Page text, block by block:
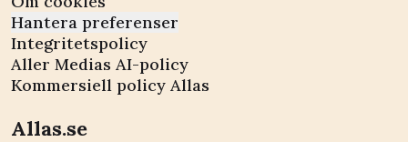
Hantera preferenser
Integritetspolicy
Aller Medias AI-policy
Kommersiell policy Allas
Allas.se